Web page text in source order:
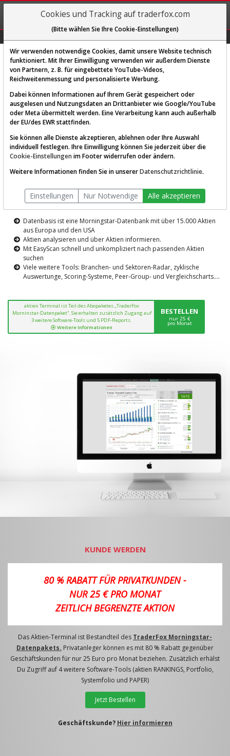
REGIS-
TRIEREN
Diese Funktion ist nur für
AKTIEN-TERMINAL
Die Aktienanalyse-Plattform von
TraderFox
Datenbasis ist eine Morningstar-Datenbank mit über 15.000 Aktien
aus Europa und den USA
Aktien analysieren und über Aktien informieren.
Mit EasyScan schnell und unkompliziert nach passenden Aktien
suchen
Viele weitere Tools: Branchen- und Sektoren-Radar, zyklische
Auswertunge, Scoring-Systeme, Peer-Group- und Vergleichscharts....
aktien Terminal ist Teil des Abopaketes „TraderFox
Morninstar-Datenpaket“. Sie erhalten zusätzlich Zugang auf
3 weitere Software-Tools und 5 PDF-Reports.
Weitere Informationen
BESTELLEN
nur 25 €
pro Monat
KUNDE WERDEN
80 % RABATT FÜR PRIVATKUNDEN -
NUR 25 € PRO MONAT
ZEITLICH BEGRENZTE AKTION
Das Aktien-Terminal ist Bestandteil des TraderFox Morningstar-
Datenpakets. Privatanleger können es mit 80 % Rabatt gegenüber
Geschäftskunden für nur 25 Euro pro Monat beziehen. Zusätzlich erhälst
Du Zugriff auf 4 weitere Software-Tools (aktien RANKINGS, Portfolio,
Systemfolio und PAPER)
Jetzt Bestellen
Geschäftskunde? Hier informieren
Cookies und Tracking auf traderfox.com
(Bitte wählen Sie Ihre Cookie-Einstellungen)
Wir verwenden notwendige Cookies, damit unsere Website technisch
funktioniert. Mit Ihrer Einwilligung verwenden wir außerdem Dienste
von Partnern, z. B. für eingebettete YouTube-Videos,
Reichweitenmessung und personalisierte Werbung.
Dabei können Informationen auf Ihrem Gerät gespeichert oder
ausgelesen und Nutzungsdaten an Drittanbieter wie Google/YouTube
oder Meta übermittelt werden. Eine Verarbeitung kann auch außerhalb
der EU/des EWR stattfinden.
Sie können alle Dienste akzeptieren, ablehnen oder Ihre Auswahl
individuell festlegen. Ihre Einwilligung können Sie jederzeit über die
Cookie-Einstellungen im Footer widerrufen oder ändern.
Weitere Informationen finden Sie in unsererDatenschutzrichtlinie.
Einstellungen Nur Notwendige Alle akzeptieren